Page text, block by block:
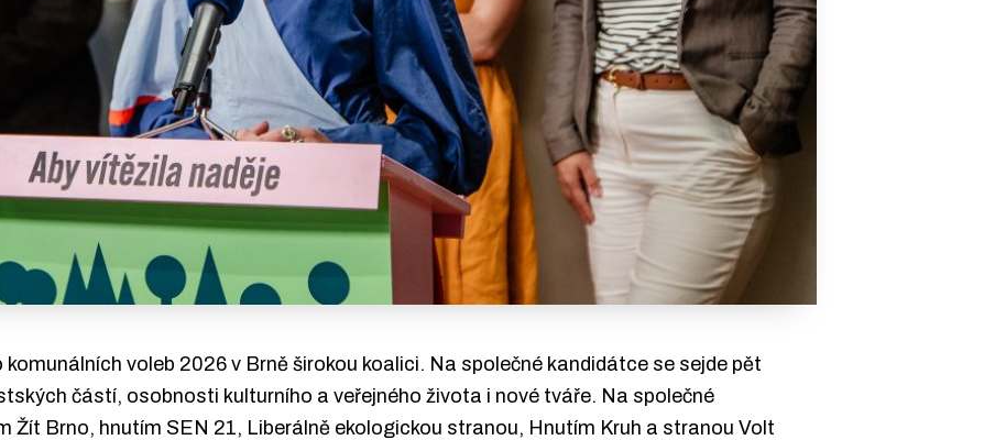
komunálních voleb 2026 v Brně širokou koalici. Na společné kandidátce se sejde pět
částí, osobnosti kulturního a veřejného života i nové tváře. Na společné
Žít Brno, hnutím SEN 21, Liberálně ekologickou stranou, Hnutím Kruh a stranou Volt